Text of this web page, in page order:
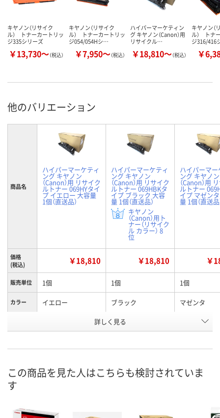
キヤノン（リサイク
ル） トナーカートリッ
ジ335シリーズ
￥13,730～（税込）
キヤノン（リサイク
ル） トナーカートリッ
ジ054/054Hシ…
￥7,950～（税込）
ハイパーマーケティン
グ キヤノン（Canon）用
リサイクル…
￥18,810～（税込）
キヤノン（
ル） トナ
ジ316/416
￥
他のバリエーション
商品名
ハイパーマーケティ
ング キヤノン
（Canon）用 リサイク
ルトナー 069HYタイ
プ イエロー 大容量
1個（直送品）
ハイパーマーケティ
ング キヤノン
（Canon）用 リサイク
ルトナー 069HBKタ
イプ ブラック 大容
量 1個（直送品）
キヤノン
（Canon）用ト
ナー（リサイク
ル カラー） 8
位
ハイパーマ
ング キヤノン
（Canon）用
ルトナー
イプ マゼン
量 1個（直送品
価格
(税込)
￥18,810 ￥18,810 ￥
販売単位 1個 1個 1個
カラー イエロー ブラック マゼンタ
AWK2646 AWK2649
カ
詳しく見る
この商品を見た人はこちらも検討されていま
す